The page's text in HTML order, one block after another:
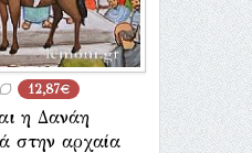
12,87€
η Δανάη
στην αρχαία